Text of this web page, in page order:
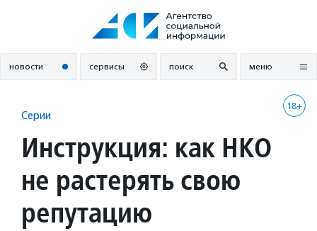
новости сервисы поиск меню
18+
Серии
Инструкция: как НКО
не растерять свою
репутацию